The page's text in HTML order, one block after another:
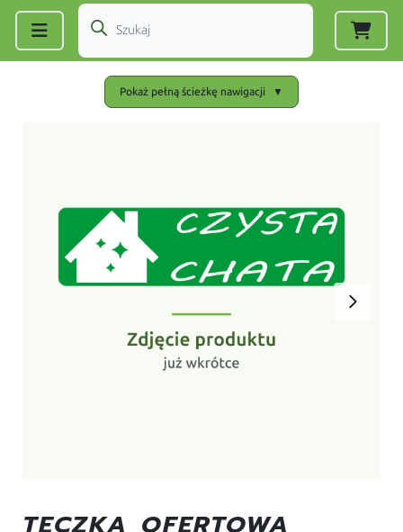
Pokaż pełną ścieżkę nawigacji ▼